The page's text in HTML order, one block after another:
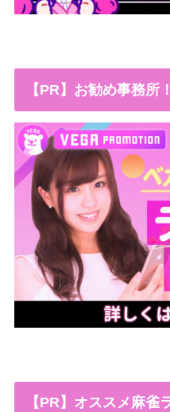
【PR】お勧め事務所！
【PR】オススメ麻雀